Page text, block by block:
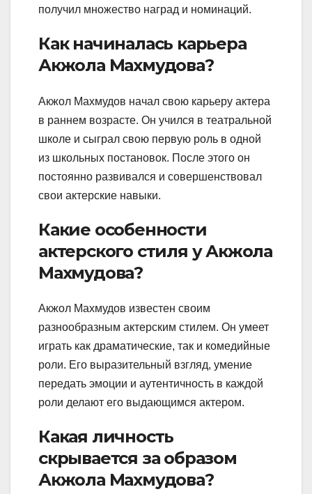
получил множество наград и номинаций.
Как начиналась карьера
Акжола Махмудова?
Акжол Махмудов начал свою карьеру актера
в раннем возрасте. Он учился в театральной
школе и сыграл свою первую роль в одной
из школьных постановок. После этого он
постоянно развивался и совершенствовал
свои актерские навыки.
Какие особенности
актерского стиля у Акжола
Махмудова?
Акжол Махмудов известен своим
разнообразным актерским стилем. Он умеет
играть как драматические, так и комедийные
роли. Его выразительный взгляд, умение
передать эмоции и аутентичность в каждой
роли делают его выдающимся актером.
Какая личность
скрывается за образом
Акжола Махмудова?